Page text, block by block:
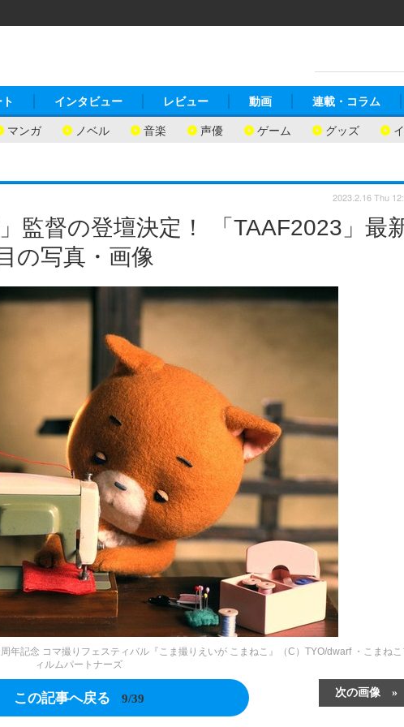
マンガ ノベル 音楽 声優 ゲーム グッズ
インタビュー レビュー 動画 連載・コラム
監督の登壇決定！ 「TAAF2023」最
の写真・画像
2023.2.16 Thu
年記念 コマ撮りフェスティバル『こま撮りえいが こまねこ』（C）TYO/dwarf ・こまね
ィルムパートナーズ
次の画像
この記事へ戻る 9/39